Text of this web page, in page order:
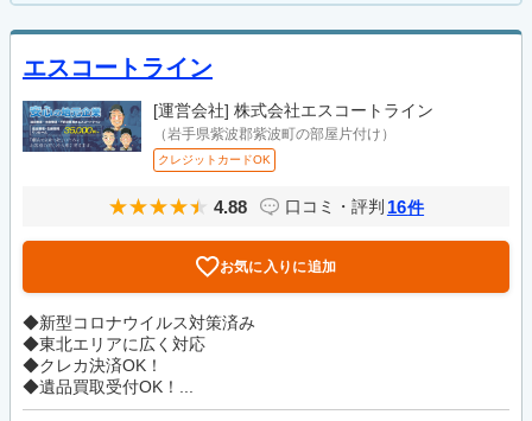
エスコートライン
[運営会社] 株式会社エスコートライン
（岩手県紫波郡紫波町の部屋片付け）
クレジットカードOK
4.88 口コミ・評判 16件
お気に入りに追加
◆新型コロナウイルス対策済み
◆東北エリアに広く対応
◆クレカ決済OK！
◆遺品買取受付OK！...